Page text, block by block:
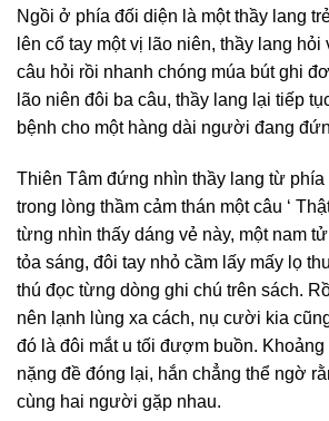
Ngồi ở phía đối diện là một thầy lang
lên cổ tay một vị lão niên, thầy lang hỏi
câu hỏi rồi nhanh chóng múa bút ghi
lão niên đôi ba câu, thầy lang lại tiếp
bệnh cho một hàng dài người đang
Thiên Tâm đứng nhìn thầy lang từ
trong lòng thầm cảm thán một câu ‘
từng nhìn thấy dáng vẻ này, một nam
tỏa sáng, đôi tay nhỏ cầm lấy mấy lọ
thú đọc từng dòng ghi chú trên sách.
nên lạnh lùng xa cách, nụ cười kia
đó là đôi mắt u tối đượm buồn.
nặng đề đóng lại, hắn chẳng thể ngờ
cùng hai người gặp nhau.